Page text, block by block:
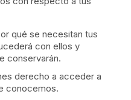
qué se necesitan tus
con ellos y
conservarán.
derecho a acceder a
conocemos.